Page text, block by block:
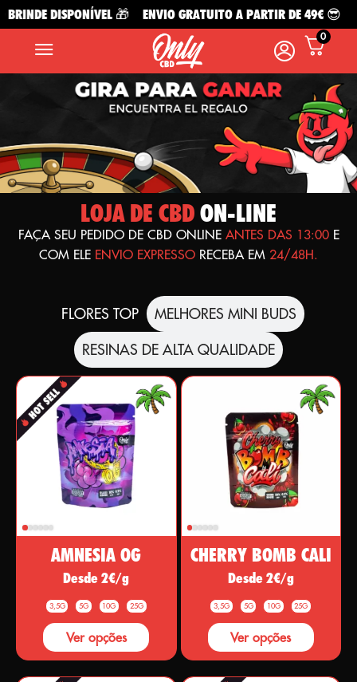
DISPONÍVEL 🎁 ENVIO GRATUITO A PARTIR DE 49€ 😎
0
LOJA DE CBDON-LINE
FAÇA SEU PEDIDO DE CBD ONLINE ANTES DAS 13:00E
COM ELE ENVIO EXPRESSO RECEBA EM 24/48H.
FLORES TOP
MELHORES MINI BUDS
RESINAS DE ALTA QUALIDADE
AMNESIA OG
Desde 2€/g
3,5G 5G 10G 25G
Ver opções
CHERRY BOMB CALI
Desde 2€/g
3,5G 5G 10G 25G
Ver opções